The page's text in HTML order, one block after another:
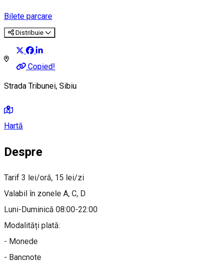
Bilete parcare
Distribuie
Copied!
Strada Tribunei, Sibiu
Hartă
Despre
Tarif 3 lei/oră, 15 lei/zi
Valabil în zonele A, C, D
Luni-Duminică 08:00-22:00
Modalități plată:
- Monede
- Bancnote